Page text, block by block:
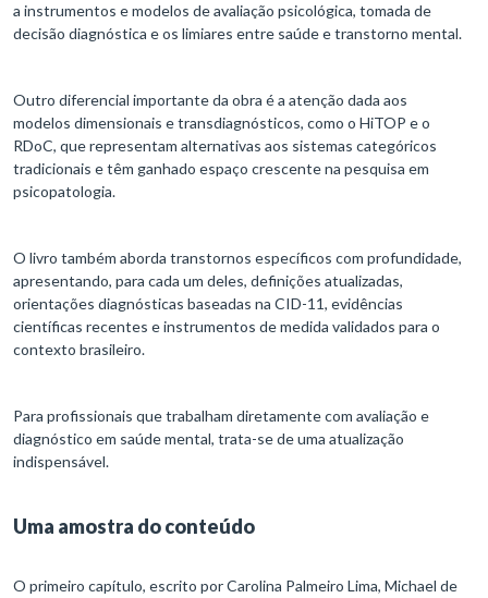
a instrumentos e modelos de avaliação psicológica, tomada de
decisão diagnóstica e os limiares entre saúde e transtorno mental.
Outro diferencial importante da obra é a atenção dada aos
modelos dimensionais e transdiagnósticos, como o HiTOP e o
RDoC, que representam alternativas aos sistemas categóricos
tradicionais e têm ganhado espaço crescente na pesquisa em
psicopatologia.
O livro também aborda transtornos específicos com profundidade,
apresentando, para cada um deles, definições atualizadas,
orientações diagnósticas baseadas na CID-11, evidências
científicas recentes e instrumentos de medida validados para o
contexto brasileiro.
Para profissionais que trabalham diretamente com avaliação e
diagnóstico em saúde mental, trata-se de uma atualização
indispensável.
Uma amostra do conteúdo
O primeiro capítulo, escrito por Carolina Palmeiro Lima, Michael de